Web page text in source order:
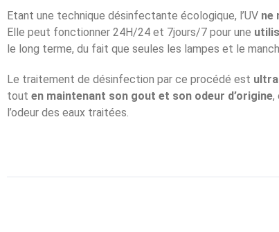
Etant une technique désinfectante écologique, l’UV ne
Elle peut fonctionner 24H/24 et 7jours/7 pour une
le long terme, du fait que seules les lampes et le
Le traitement de désinfection par ce procédé est
tout en maintenant son gout et son odeur d’origine,
l’odeur des eaux traitées.